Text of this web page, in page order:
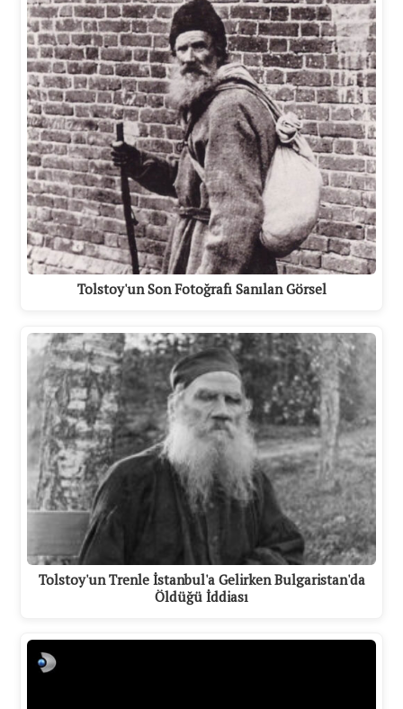
Tolstoy'un Son Fotoğrafı Sanılan Görsel
Tolstoy'un Trenle İstanbul'a Gelirken Bulgaristan'da
Öldüğü İddiası